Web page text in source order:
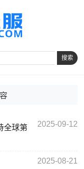
搜索
全球第
2025-09-12
2025-08-21